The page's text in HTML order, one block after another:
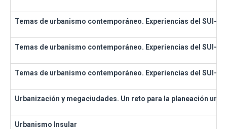
Temas de urbanismo contemporáneo. Experiencias del SUI-3
Temas de urbanismo contemporáneo. Experiencias del SUI-4
Temas de urbanismo contemporáneo. Experiencias del SUI-5
Urbanización y megaciudades. Un reto para la planeación
Urbanismo Insular